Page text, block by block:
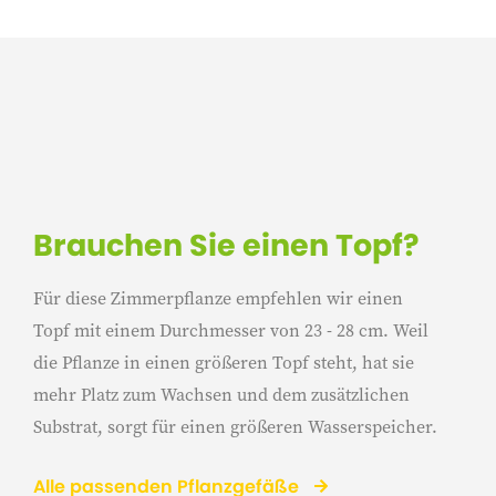
Brauchen Sie einen Topf?
Für diese Zimmerpflanze empfehlen wir einen
Topf mit einem Durchmesser von 23 - 28 cm. Weil
die Pflanze in einen größeren Topf steht, hat sie
mehr Platz zum Wachsen und dem zusätzlichen
Substrat, sorgt für einen größeren Wasserspeicher.
Alle passenden Pflanzgefäße